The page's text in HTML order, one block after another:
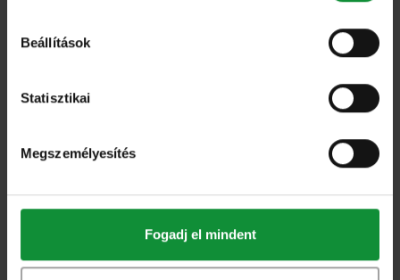
Beállítások
Statisztikai
Megszemélyesítés
Fogadj el mindent
További
Wok mix 250g